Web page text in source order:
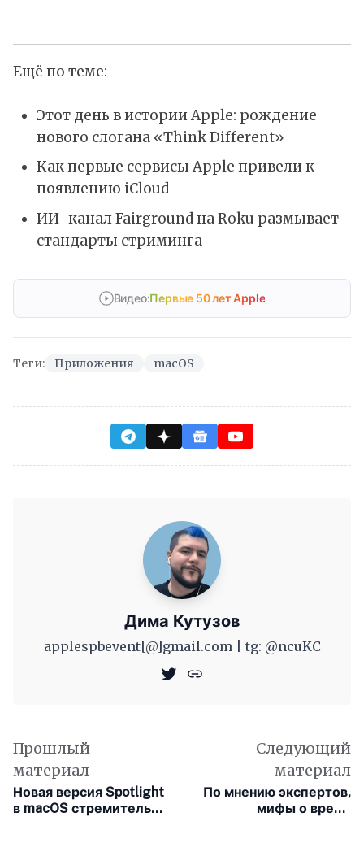
Ещё по теме:
Этот день в истории Apple: рождение
нового слогана «Think Different»
Как первые сервисы Apple привели к
появлению iCloud
ИИ-канал Fairground на Roku размывает
стандарты стриминга
Видео:Первые 50 лет Apple
Теги: Приложения macOS
Дима Кутузов
applespbevent[@]gmail.com | tg: @ncuKC
Прошлый
материал
Новая версия Spotlight
в macOS стремительно
Следующий
материал
По мнению экспертов,
мифы о вреде